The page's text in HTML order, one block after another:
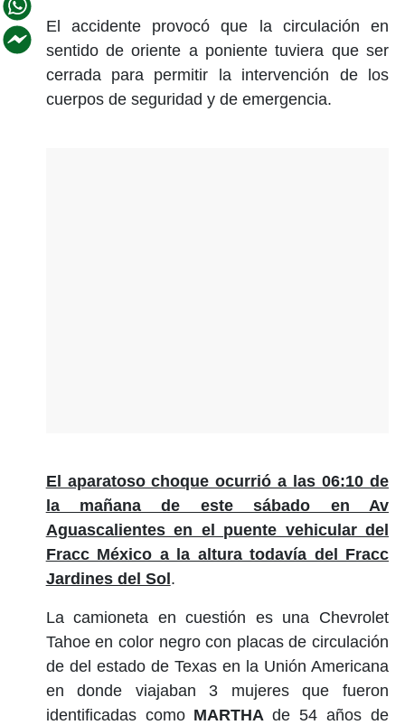
El accidente provocó que la circulación en
sentido de oriente a poniente tuviera que ser
cerrada para permitir la intervención de los
cuerpos de seguridad y de emergencia.
El aparatoso choque ocurrió a las 06:10 de
la mañana de este sábado en Av
Aguascalientes en el puente vehicular del
Fracc México a la altura todavía del Fracc
Jardines del Sol.
La camioneta en cuestión es una Chevrolet
Tahoe en color negro con placas de circulación
de del estado de Texas en la Unión Americana
en donde viajaban 3 mujeres que fueron
identificadas como MARTHAde 54 años de